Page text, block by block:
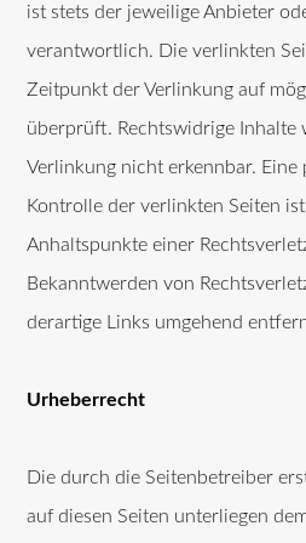
ist stets der jeweilige Anbieter
verantwortlich. Die verlinkten
Zeitpunkt der Verlinkung auf
überprüft. Rechtswidrige Inhalte
Verlinkung nicht erkennbar.
Kontrolle der verlinkten Seiten
Anhaltspunkte einer
Bekanntwerden von
derartige Links umgehend
Urheberrecht
Die durch die Seitenbetreiber
auf diesen Seiten unterliegen